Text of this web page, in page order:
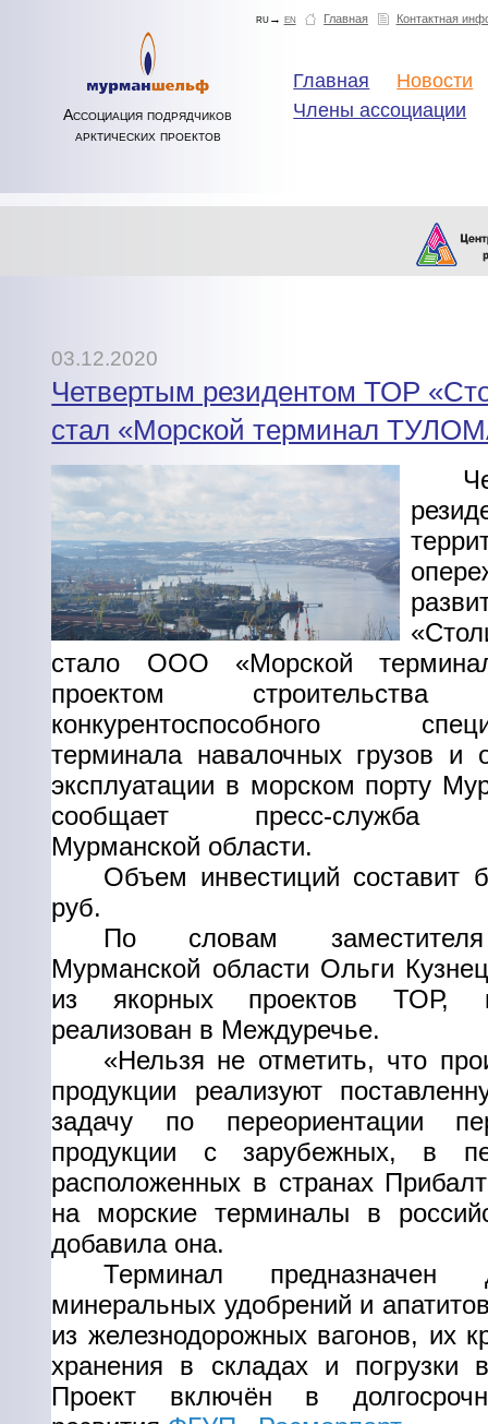
Ассоциация подрядчиков
арктических проектов
Контактная
Главная
ru→ en
Главная
Новости
Члены ассоциации
03.12.2020
Четвертым резидентом ТОР
стал «Морской терминал
стало ООО «Морской
проектом строительства
конкурентоспособного
терминала навалочных грузов и
эксплуатации в морском порту
сообщает пресс-служба
Мурманской области.
Объем инвестиций составит
руб.
По словам заместителя
Мурманской области Ольги
из якорных проектов ТОР,
реализован в Междуречье.
«Нельзя не отметить, что
продукции реализуют
задачу по переориентации
продукции с зарубежных, в
расположенных в странах
на морские терминалы в
добавила она.
Терминал предназначен
минеральных удобрений и
из железнодорожных вагонов, их
хранения в складах и погрузки
Проект включён в